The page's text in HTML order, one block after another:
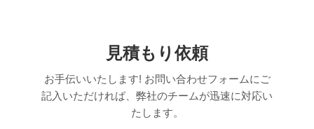
見積もり依頼
お手伝いいたします! お問い合わせフォームにご
記入いただければ、弊社のチームが迅速に対応い
たします。